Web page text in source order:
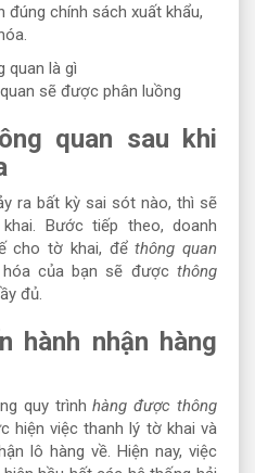
đúng chính sách xuất khẩu,
sẽ được phân luồng
quan sau khi
ra bất kỳ sai sót nào, thì sẽ
Bước tiếp theo, doanh
cho tờ khai, đểthông quan
hóa của bạn sẽ được thông
đủ.
hành nhận hàng
quy trìnhhàng được thông
hiện việc thanh lý tờ khai và
lô hàng về. Hiện nay, việc